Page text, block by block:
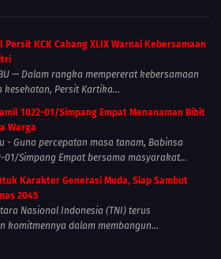
Persit KCK Cabang XLIX Warnai Kebersamaan
— Dalam rangka mempererat kebersamaan
kesehatan, Persit Kartika...
1022-01/Simpang Empat Menanaman Bibit
Warga
- Guna percepatan masa tanam, Babinsa
01/Simpang Empat bersama masyarakat...
Karakter Generasi Muda, Siap Sambut
2045
Nasional Indonesia (TNI) terus
komitmennya dalam membangun...